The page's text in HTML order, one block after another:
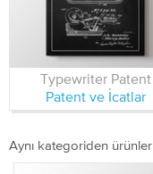
Typewriter Patent
Patent ve İcatlar
Aynı kategoriden ürünler